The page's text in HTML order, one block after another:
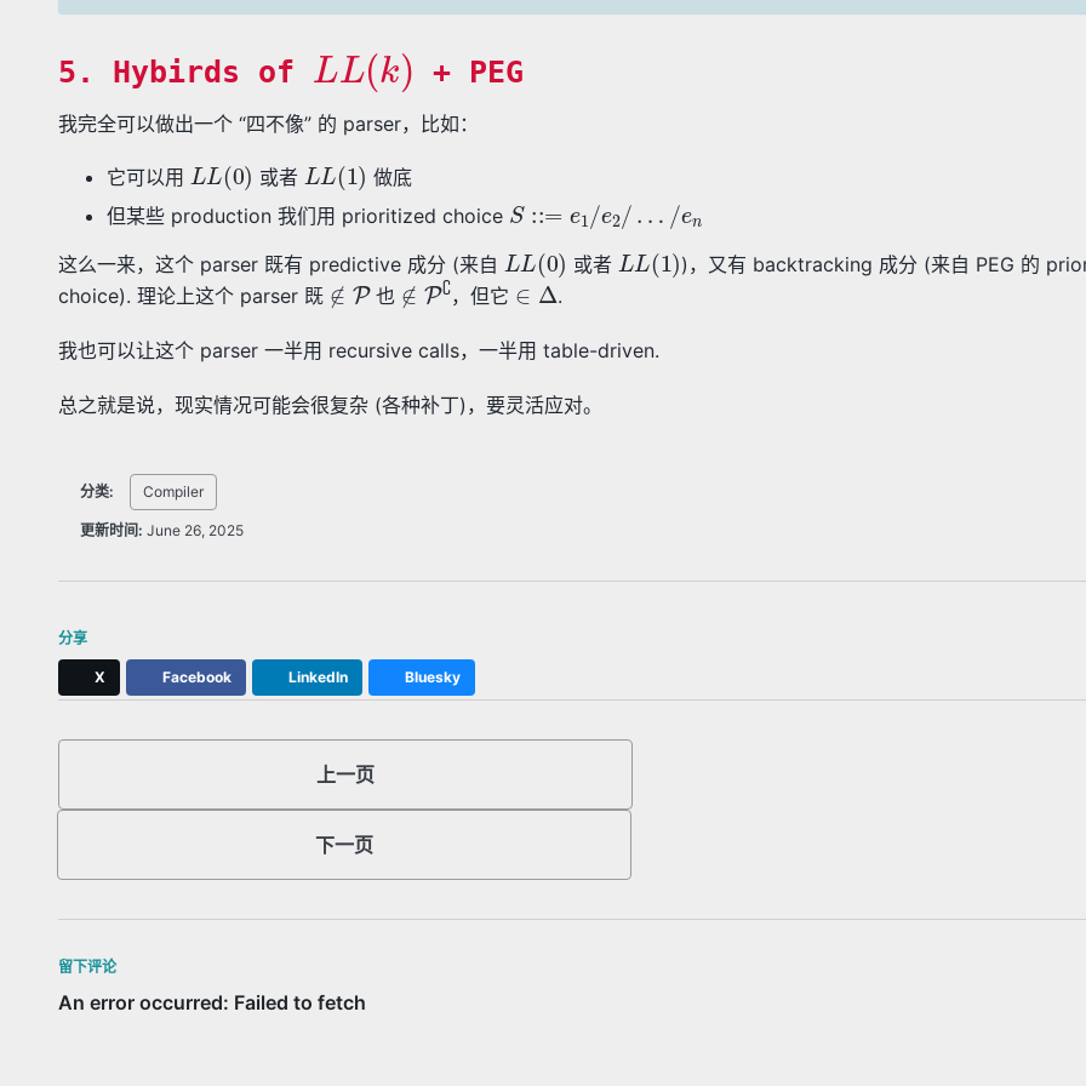
5. Hybirds of
L L(k)
+ PEG
我完全可以做出一个 “四不像” 的 parser，比如：
它可以用 L L( 0) 或者L L( 1) 做底
但某些 production 我们用 prioritized choice S e2 …
这么一来，这个 parser 既有 predictive 成分 (来自 L L( 0) 或者L L( 1) )，又有 backtracking 成分 (来自 PEG 的
choice). 理论上这个 parser 既 ∉P也 ∉P∁，但它 ∈Δ.
我也可以让这个 parser 一半用 recursive calls，一半用 table-driven.
总之就是说，现实情况可能会很复杂 (各种补丁)，要灵活应对。
分类: Compiler
更新时间: June 26, 2025
分享
X Facebook LinkedIn Bluesky
上一页
下一页
留下评论